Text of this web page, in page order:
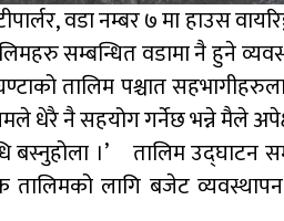
वडा नम्बर ७ मा हाउस
सम्बन्धित वडामा नै हुने
तालिम पश्चात
धेरै नै सहयोग गर्नेछ भन्ने मैले
बस्नुहोला ।’ तालिम उद्घाटन
लागि बजेट व्यवस्थापन